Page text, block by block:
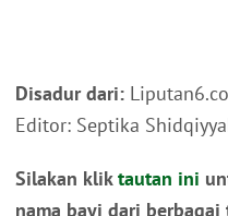
Disadur dari:
Editor: Septika
Silakan kliktautan ini
nama bayi dari berbagai